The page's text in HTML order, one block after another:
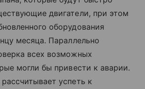
двигатели, при этом
оборудования
месяца. Параллельно
всех возможных
могли бы привести к аварии.
успеть к